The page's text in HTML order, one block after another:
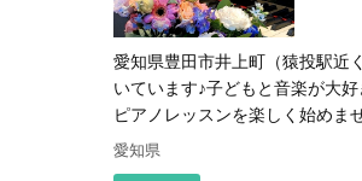
愛知県豊田市井上町（猿投駅近
いています♪子どもと音楽が大
ピアノレッスンを楽しく始めま
愛知県